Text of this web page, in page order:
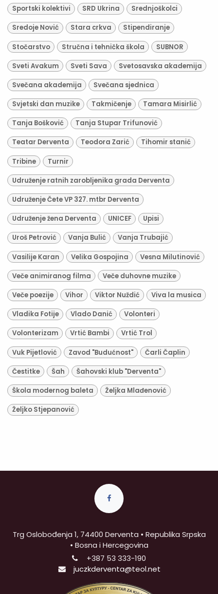
Sportski kolektivi SRD Ukrina Srednjoškolci
Sredoje Nović Stara crkva Stipendiranje
Stočarstvo Stručna i tehnička škola SUBNOR
Sveti Avakum Sveti Sava Svetosavska akademija
Svečana akademija Svečana sjednica
Svjetski dan muzike Takmičenje Tamara Misirlić
Tanja Bošković Tanja Stupar Trifunović
Teatar Derventa Teodora Zarić Tihomir stanić
Tribine Turnir
Udruženje ratnih zarobljenika grada Derventa
Udruženje Čete VP 327. mtbr Derventa
Udruženje žena Derventa UNICEF Upisi
Uroš Petrović Vanja Bulić Vanja Trubajić
Vasilije Karan Velika Gospojina Vesna Milutinović
Veče animiranog filma Veče duhovne muzike
Veče poezije Vihor Viktor Nuždić Viva la musica
Vladika Fotije Vlado Danić Volonteri
Volonterizam Vrtić Bambi Vrtić Trol
Vuk Pijetlović Zavod "Budućnost" Čarli Čaplin
Čestitke Šah Šahovski klub "Derventa"
Škola modernog baleta Željka Mlađenović
Željko Stjepanović
Trg Oslobođenja 1, 74400 Derventa • Republika Srpska
• Bosna i Hercegovina
+387 53 333-190
juczkderventa@teol.net